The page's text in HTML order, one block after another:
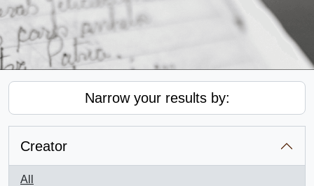
Narrow your results by:
Creator
All